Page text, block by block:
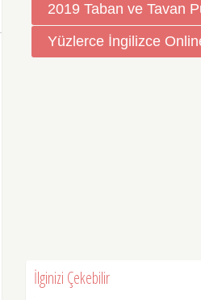
2019 Taban ve Tavan
Yüzlerce İngilizce
İlginizi Çekebilir